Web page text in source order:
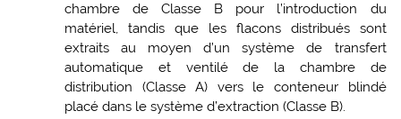
chambre de Classe B pour l’introduction du
matériel, tandis que les flacons distribués sont
extraits au moyen d’un système de transfert
automatique et ventilé de la chambre de
distribution (Classe A) vers le conteneur blindé
placé dans le système d’extraction (Classe B).